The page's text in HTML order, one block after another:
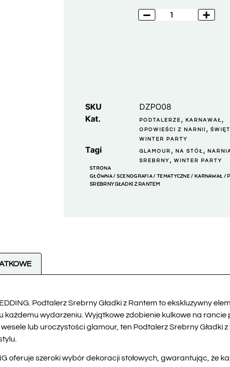
SKU
DZPO08
Kat.
PODTALERZE ,KARNAWAŁ ,
OPOWIEŚCI Z NARNII ,
WINTER PARTY
Tagi GLAMOUR ,NA STÓŁ ,
SREBRNY ,WINTER PARTY
STRONA
GŁÓWNA/ SCENOGRAFIA /TEMATYCZNE / KARNAWAŁ /
SREBRNY GŁADKI Z RANTEM
Podtalerz Srebrny Gładki z Rantem to ekskluzywny
każdemu wydarzeniu. Wyjątkowe zdobienie kulkowe na
lub uroczystości glamour, ten Podtalerz Srebrny Gładki
oferuje szeroki wybór dekoracji stołowych, gwarantując, że